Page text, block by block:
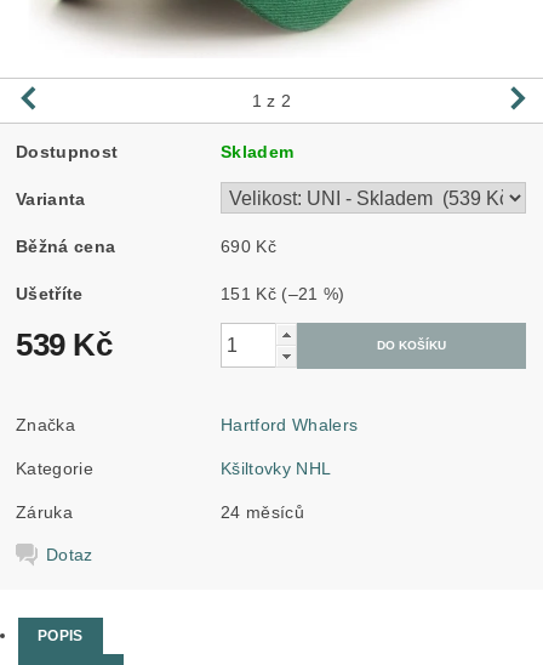
1 z 2
Dostupnost Skladem
Varianta
Běžná cena 690 Kč
Ušetříte 151 Kč (–21 %)
539 Kč
Značka Hartford Whalers
Kategorie Kšiltovky NHL
Záruka 24 měsíců
Dotaz
POPIS